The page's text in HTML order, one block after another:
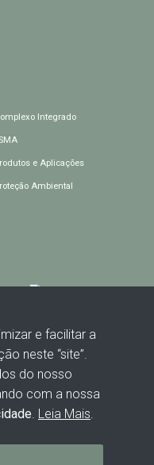
e facilitar a
neste “site”.
do nosso
com a nossa
. Leia Mais.
Integrado
e Aplicações
Ambiental
de Camaçari - Camaçari -